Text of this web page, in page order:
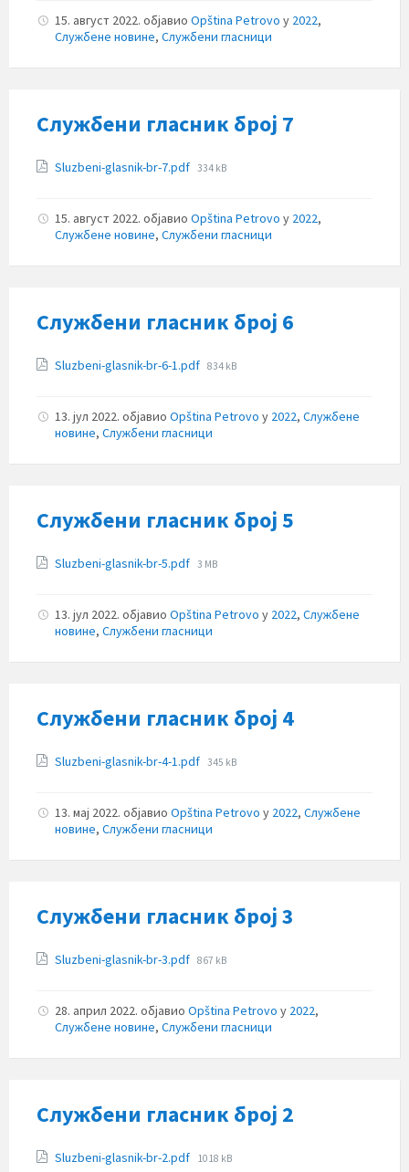
15. август 2022. објавио Opština Petrovo у 2022,
Службене новине, Службени гласници
Службени гласник број 7
Прилози
Sluzbeni-glasnik-br-7.pdf File
334 kB
15. август 2022. објавио Opština Petrovo у 2022,
Службене новине, Службени гласници
Службени гласник број 6
Прилози
Sluzbeni-glasnik-br-6-1.pdf File
834 kB
13. јул 2022. објавио Opština Petrovo у 2022, Службене
новине, Службени гласници
Службени гласник број 5
Прилози
Sluzbeni-glasnik-br-5.pdf File
3 MB
13. јул 2022. објавио Opština Petrovo у 2022, Службене
новине, Службени гласници
Службени гласник број 4
Прилози
Sluzbeni-glasnik-br-4-1.pdf File
345 kB
13. мај 2022. објавио Opština Petrovo у 2022, Службене
новине, Службени гласници
Службени гласник број 3
Прилози
Sluzbeni-glasnik-br-3.pdf File
867 kB
28. април 2022. објавио Opština Petrovo у 2022,
Службене новине, Службени гласници
Службени гласник број 2
Прилози
Sluzbeni-glasnik-br-2.pdf File
1018 kB